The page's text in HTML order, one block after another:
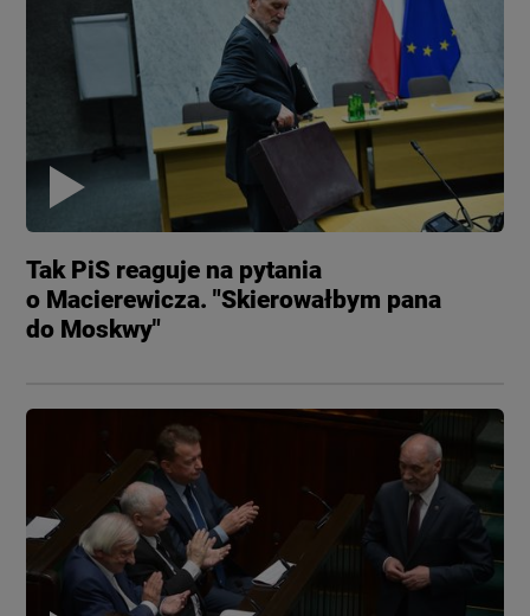
Tak PiS reaguje na pytania
o Macierewicza. "Skierowałbym pana
do Moskwy"